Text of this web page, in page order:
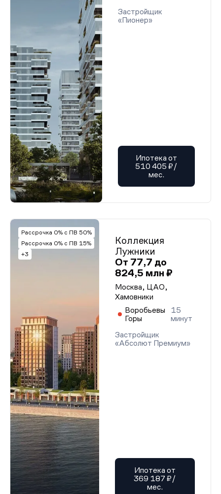
Застройщик
«Пионер»
Ипотека от
510 405 ₽/
мес.
Рассрочка 0% с ПВ 50%
Рассрочка 0% с ПВ 15%
+3
Коллекция
Лужники
От 77,7 до
824,5 млн ₽
Москва, ЦАО,
Хамовники
Воробьевы
Горы
15
минут
Застройщик
«Абсолют Премиум»
Ипотека от
369 187 ₽/
мес.